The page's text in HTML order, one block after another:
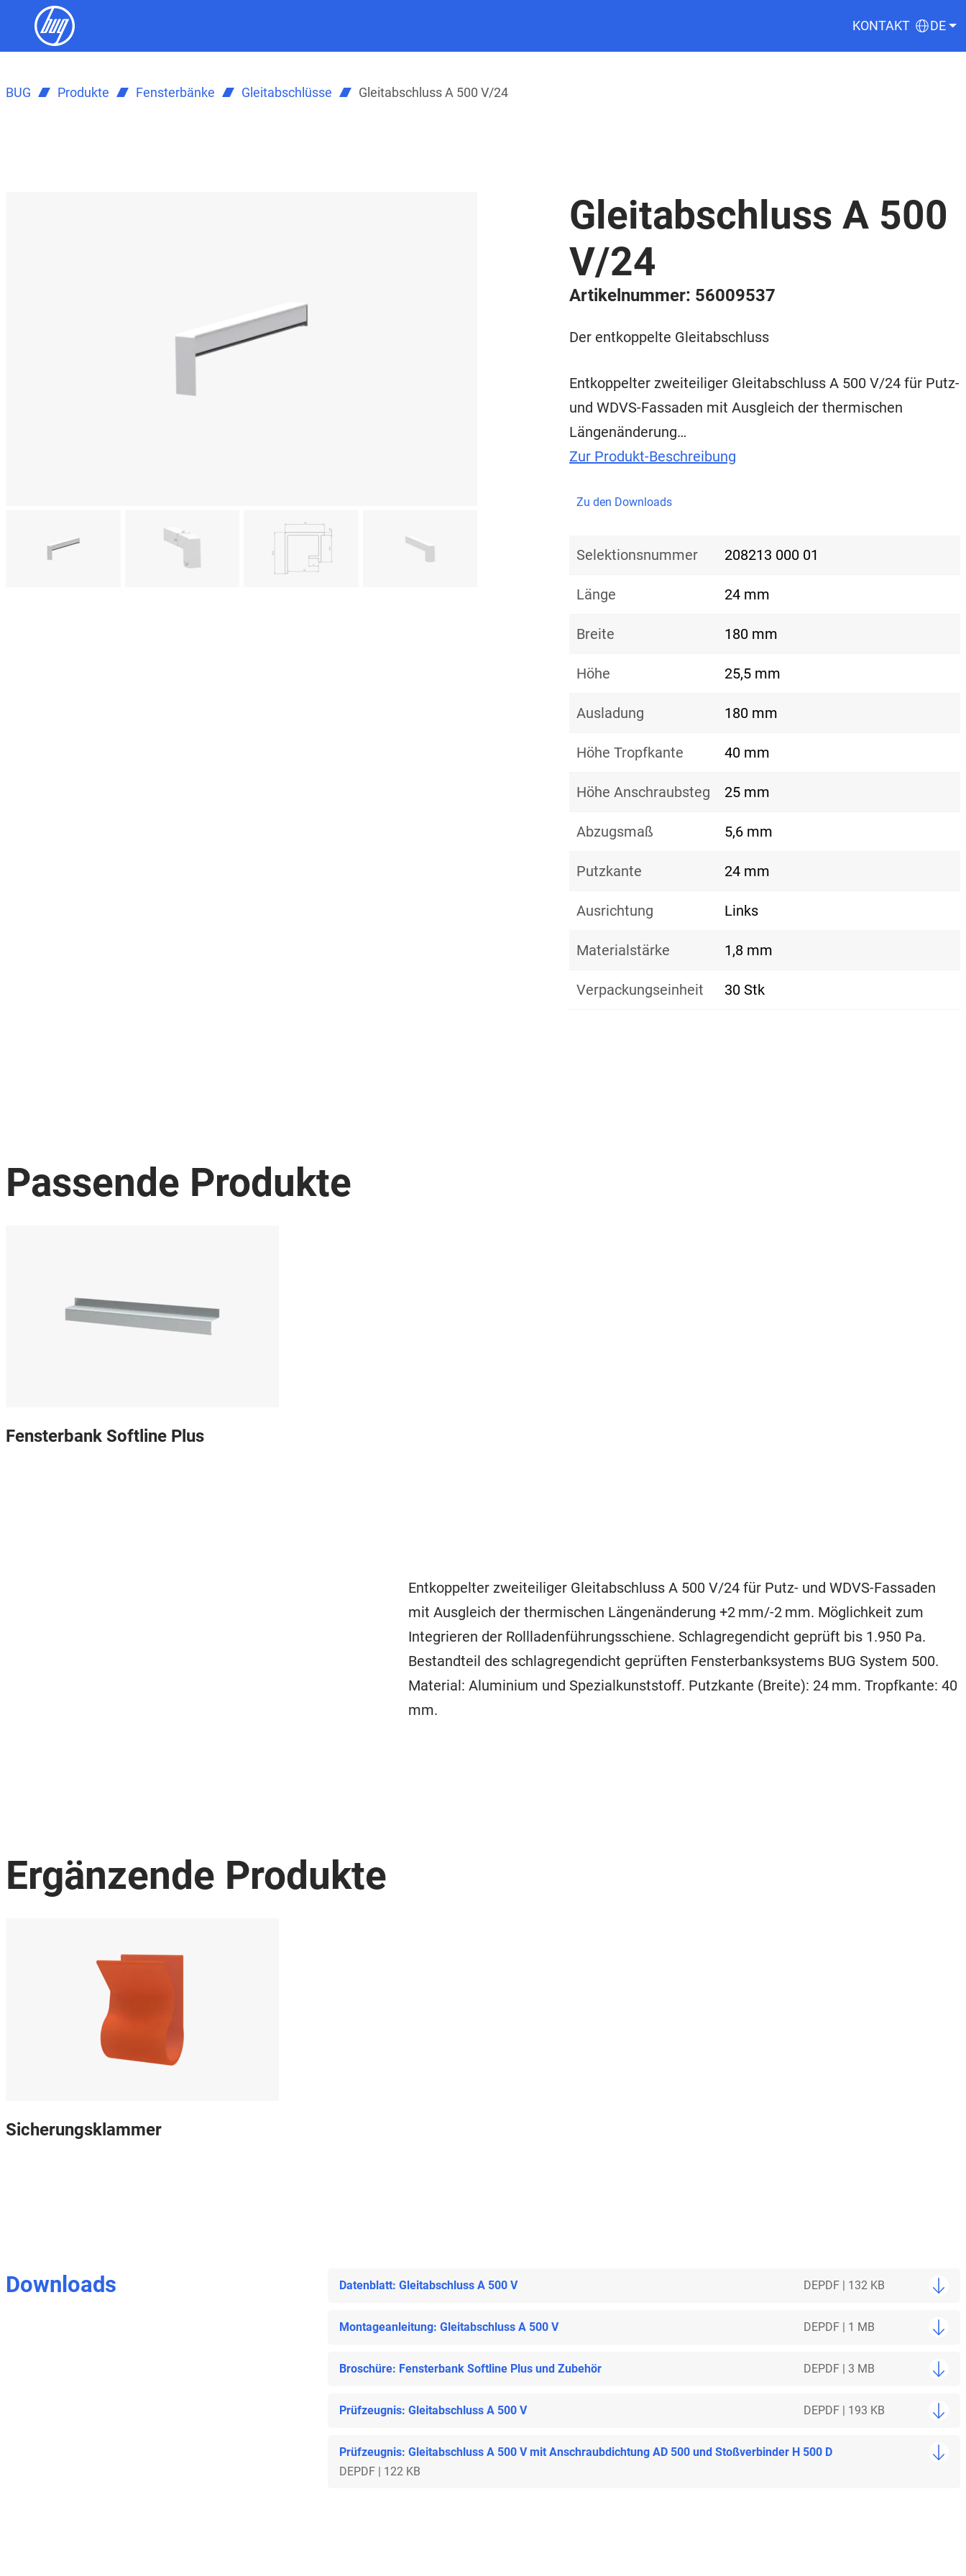
KONTAKT DE
BUG Produkte Fensterbänke Gleitabschlüsse Gleitabschluss A 500 V/24
Gleitabschluss A 500
V/24
Artikelnummer: 56009537
Der entkoppelte Gleitabschluss
Entkoppelter zweiteiliger Gleitabschluss A 500 V/24 für Putz-
und WDVS-Fassaden mit Ausgleich der thermischen
Längenänderung…
Zur Produkt-Beschreibung
Zu den Downloads
Selektionsnummer 208213 000 01
Länge 24 mm
Breite 180 mm
Höhe 25,5 mm
Ausladung 180 mm
Höhe Tropfkante 40 mm
Höhe Anschraubsteg 25 mm
Abzugsmaß 5,6 mm
Putzkante 24 mm
Ausrichtung Links
Materialstärke 1,8 mm
Verpackungseinheit 30 Stk
Passende Produkte
Fensterbank Softline Plus
Entkoppelter zweiteiliger Gleitabschluss A 500 V/24 für Putz- und WDVS-Fassaden
mit Ausgleich der thermischen Längenänderung +2 mm/-2 mm. Möglichkeit zum
Integrieren der Rollladenführungsschiene. Schlagregendicht geprüft bis 1.950 Pa.
Bestandteil des schlagregendicht geprüften Fensterbanksystems BUG System 500.
Material: Aluminium und Spezialkunststoff. Putzkante (Breite): 24 mm. Tropfkante: 40
mm.
Ergänzende Produkte
Sicherungsklammer
Downloads Datenblatt: Gleitabschluss A 500 V DEPDF | 132 KB
Montageanleitung: Gleitabschluss A 500 V DEPDF | 1 MB
Broschüre: Fensterbank Softline Plus und Zubehör DEPDF | 3 MB
Prüfzeugnis: Gleitabschluss A 500 V DEPDF | 193 KB
Prüfzeugnis: Gleitabschluss A 500 V mit Anschraubdichtung AD 500 und Stoßverbinder H 500 D
DEPDF | 122 KB